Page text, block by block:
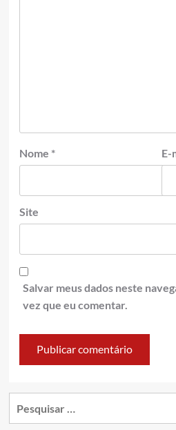
Nome * E-
Site
Salvar meus dados neste
vez que eu comentar.